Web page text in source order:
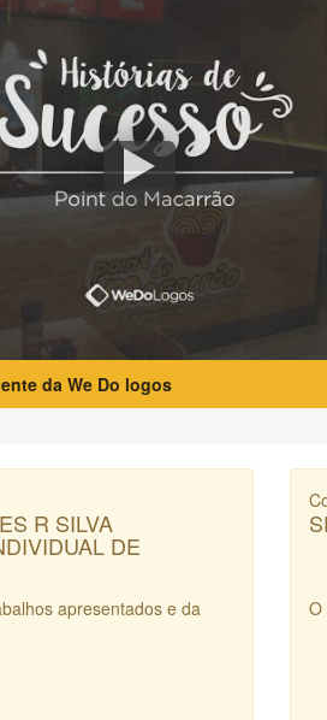
da We Do logos
R SILVA
DE
apresentados e da
O